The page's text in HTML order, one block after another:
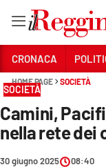
Sezioni
CRONACA
CRONACA
HOME PAGE SOCIETÀ
SOCIETÀ
Camini,
nella rete dei
30 giugno 2025 08:40